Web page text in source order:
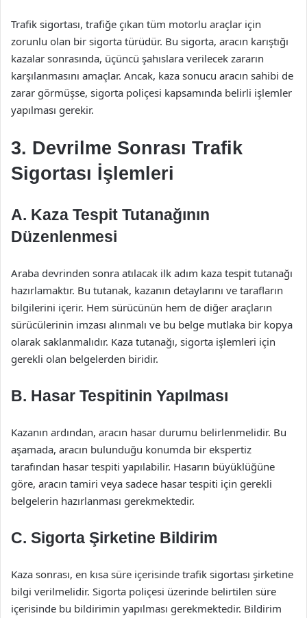
Trafik sigortası, trafiğe çıkan tüm motorlu araçlar için
zorunlu olan bir sigorta türüdür. Bu sigorta, aracın karıştığı
kazalar sonrasında, üçüncü şahıslara verilecek zararın
karşılanmasını amaçlar. Ancak, kaza sonucu aracın sahibi de
zarar görmüşse, sigorta poliçesi kapsamında belirli işlemler
yapılması gerekir.
3. Devrilme Sonrası Trafik
Sigortası İşlemleri
A. Kaza Tespit Tutanağının
Düzenlenmesi
Araba devrinden sonra atılacak ilk adım kaza tespit tutanağı
hazırlamaktır. Bu tutanak, kazanın detaylarını ve tarafların
bilgilerini içerir. Hem sürücünün hem de diğer araçların
sürücülerinin imzası alınmalı ve bu belge mutlaka bir kopya
olarak saklanmalıdır. Kaza tutanağı, sigorta işlemleri için
gerekli olan belgelerden biridir.
B. Hasar Tespitinin Yapılması
Kazanın ardından, aracın hasar durumu belirlenmelidir. Bu
aşamada, aracın bulunduğu konumda bir ekspertiz
tarafından hasar tespiti yapılabilir. Hasarın büyüklüğüne
göre, aracın tamiri veya sadece hasar tespiti için gerekli
belgelerin hazırlanması gerekmektedir.
C. Sigorta Şirketine Bildirim
Kaza sonrası, en kısa süre içerisinde trafik sigortası şirketine
bilgi verilmelidir. Sigorta poliçesi üzerinde belirtilen süre
içerisinde bu bildirimin yapılması gerekmektedir. Bildirim